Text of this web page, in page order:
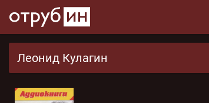
Леонид Кулагин